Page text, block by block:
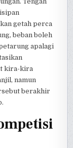
getah perca
beban boleh
apalagi
kira-kira
namun
berakhir